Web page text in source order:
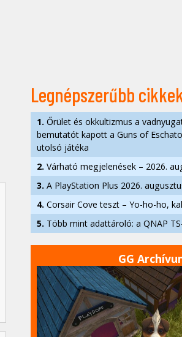
Legnépszerűbb
1. Őrület és okkultizmus a
bemutatót kapott a Guns of
utolsó játéka
2. Várható megjelenések – 2026.
3. A PlayStation Plus 2026.
4. Corsair Cove teszt – Yo-ho-ho,
5. Több mint adattároló: a QNAP
GG